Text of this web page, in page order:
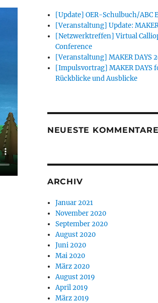
[Update] OER-Schulbuch/ABC
[Veranstaltung] Update:
[Netzwerktreffen] Virtual
Conference
[Veranstaltung] MAKER DAYS
[Impulsvortrag] MAKER DAYS
Rückblicke und Ausblicke
NEUESTE KOMMENTARE
ARCHIV
Januar 2021
November 2020
September 2020
August 2020
Juni 2020
Mai 2020
März 2020
August 2019
April 2019
März 2019